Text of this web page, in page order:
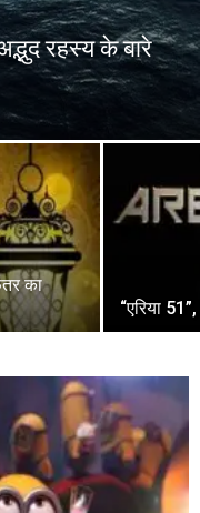
रहस्य के बारे
का
“एरिया